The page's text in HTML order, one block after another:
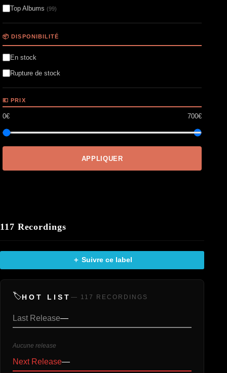
117 Recordings
＋ Suivre ce label
🏷️HOT LIST — 117 RECORDINGS
Last Release—
Aucune release
Next Release—
Top Albums (99)
📦 DISPONIBILITÉ
En stock
Rupture de stock
💶 PRIX
0€ 700€
APPLIQUER